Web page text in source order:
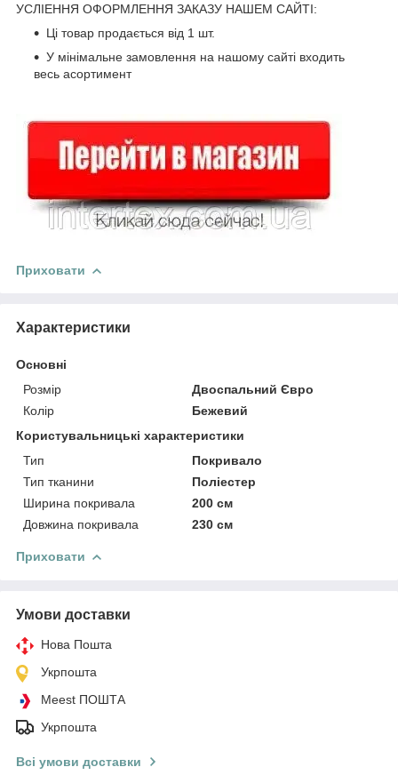
УСЛІЕННЯ ОФОРМЛЕННЯ ЗАКАЗУ НАШЕМ САЙТІ:
Ці товар продається від 1 шт.
У мінімальне замовлення на нашому сайті входить
весь асортимент
Приховати
Характеристики
Основні
Розмір
Двоспальний Євро
Колір
Бежевий
Користувальницькі характеристики
Тип
Покривало
Тип тканини
Поліестер
Ширина покривала
200 см
Довжина покривала
230 см
Приховати
Умови доставки
Нова Пошта
Укрпошта
Meest ПОШТА
Укрпошта
Всі умови доставки